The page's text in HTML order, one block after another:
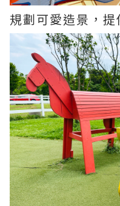
規劃可愛造景，提